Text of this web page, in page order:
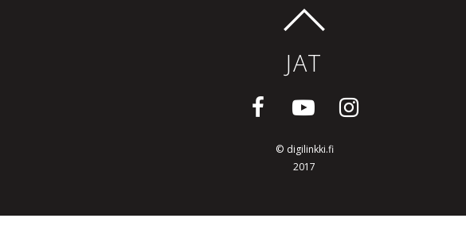
JAT
© digilinkki.fi
2017